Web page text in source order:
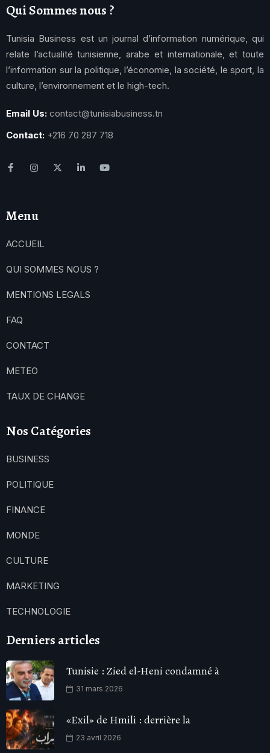
Qui Sommes nous ?
Tunisia Business est un journal d’information numérique, qui
relate l’actualité tunisienne, arabe et internationale, et toute
l’information sur la politique, l’économie, la société, le sport, la
culture, l’environnement et le high-tech.
Email Us: contact@tunisiabusiness.tn
Contact: +216 70 287 718
Menu
ACCUEIL
QUI SOMMES NOUS ?
MENTIONS LEGALS
FAQ
CONTACT
METEO
TAUX DE CHANGE
Nos Catégories
BUSINESS
POLITIQUE
FINANCE
MONDE
CULTURE
MARKETING
TECHNOLOGIE
Derniers articles
Tunisie : Zied el-Heni condamné à
31 mars 2026
«Exil» de Hmili : derrière la
23 avril 2026